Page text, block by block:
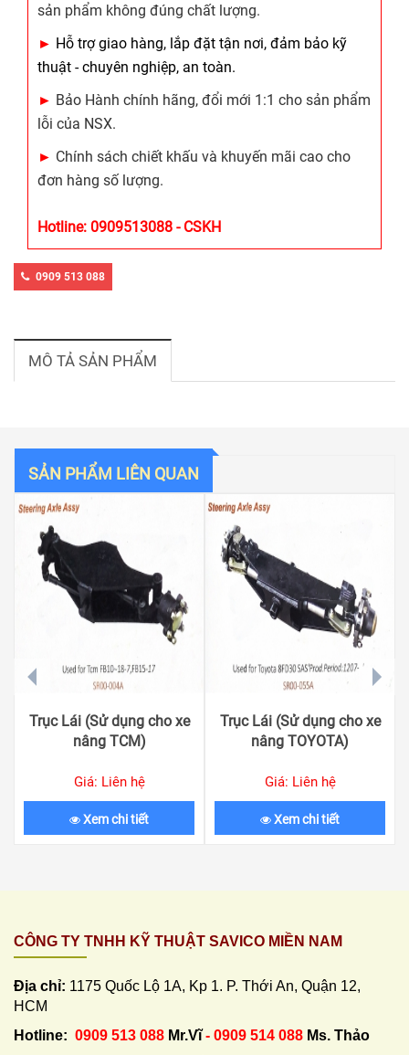
sản phẩm không đúng chất lượng.
► Hỗ trợ giao hàng, lắp đặt tận nơi, đảm bảo kỹ
thuật - chuyên nghiệp, an toàn.
► Bảo Hành chính hãng, đổi mới 1:1 cho sản phẩm
lỗi của NSX.
► Chính sách chiết khấu và khuyến mãi cao cho
đơn hàng số lượng.
Hotline: 0909513088 - CSKH
0909 513 088
MÔ TẢ SẢN PHẨM
SẢN PHẨM LIÊN QUAN
Trục Lái (Sử dụng cho xe
nâng TCM)
Giá: Liên hệ
Xem chi tiết
Trục Lái (Sử dụng cho xe
nâng TOYOTA)
Giá: Liên hệ
Xem chi tiết
prev next
CÔNG TY TNHH KỸ THUẬT SAVICO MIỀN NAM
Địa chỉ: 1175 Quốc Lộ 1A, Kp 1. P. Thới An, Quận 12,
HCM
Hotline: 0909 513 088 Mr.Vĩ- 0909 514 088 Ms. Thảo